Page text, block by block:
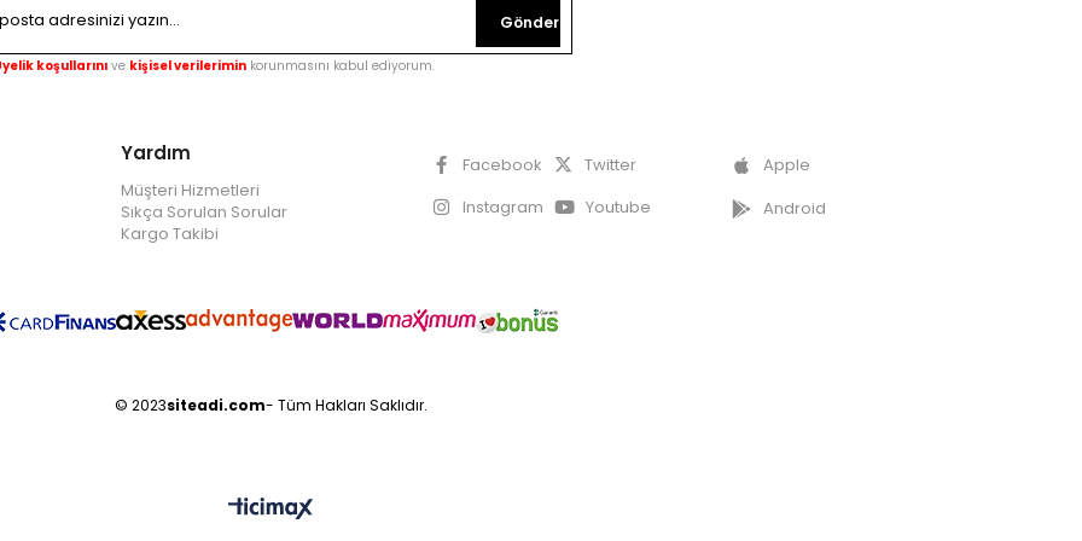
Gönder
koşullarını ve kişisel verilerimin korunmasını kabul ediyorum.
Yardım
Müşteri Hizmetleri
Sıkça Sorulan Sorular
Kargo Takibi
Facebook
Twitter
Instagram
Youtube
Apple
Android
© 2023siteadi.com- Tüm Hakları Saklıdır.